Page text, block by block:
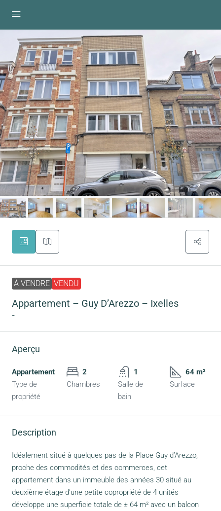
À VENDRE VENDU
Appartement – Guy D’Arezzo – Ixelles
-
Aperçu
Appartement
Type de
propriété
2
Chambres
1
Salle de
bain
64 m²
Surface
Description
Idéalement situé à quelques pas de la Place Guy d’Arezzo,
proche des commodités et des commerces, cet
appartement dans un immeuble des années 30 situé au
deuxième étage d’une petite copropriété de 4 unités
développe une superficie totale de ± 64 m² avec un balcon